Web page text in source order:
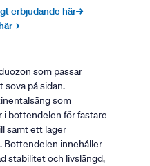
erbjudande här→
som passar
sova på sidan.
som
i bottendelen för fastare
samt ett lager
Bottendelen innehåller
stabilitet och livslängd,